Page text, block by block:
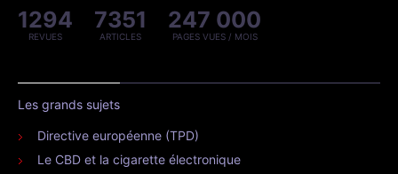
1294
REVUES
7351
ARTICLES
247 000
PAGES VUES / MOIS
Les grands sujets
Directive européenne (TPD)
Le CBD et la cigarette électronique